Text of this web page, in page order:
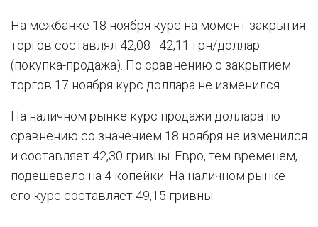
На межбанке 18 ноября курс на момент закрытия
торгов составлял 42,08–42,11 грн/доллар
(покупка-продажа). По сравнению с закрытием
торгов 17 ноября курс доллара не изменился.
На наличном рынке курс продажи доллара по
сравнению со значением 18 ноября не изменился
и составляет 42,30 гривны. Евро, тем временем,
подешевело на 4 копейки. На наличном рынке
его курс составляет 49,15 гривны.